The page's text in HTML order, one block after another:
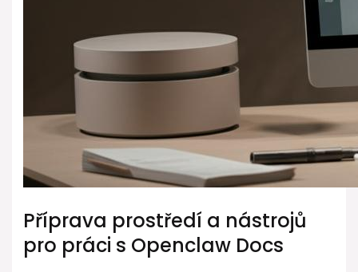
Příprava prostředí a ⁣nástrojů
pro práci s Openclaw Docs